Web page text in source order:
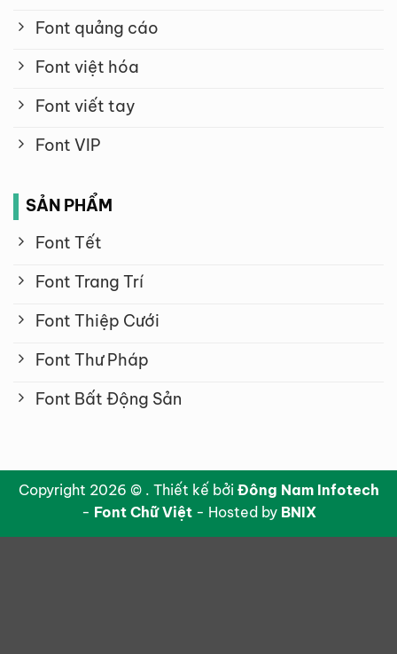
Font quảng cáo
Font việt hóa
Font viết tay
Font VIP
SẢN PHẨM
Font Tết
Font Trang Trí
Font Thiệp Cưới
Font Thư Pháp
Font Bất Động Sản
Copyright 2026 © . Thiết kế bởi Đông Nam Infotech
- Font Chữ Việt- Hosted by BNIX